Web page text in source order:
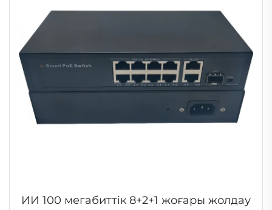
ИИ 100 мегабиттік 8+2+1 жоғары жолдау